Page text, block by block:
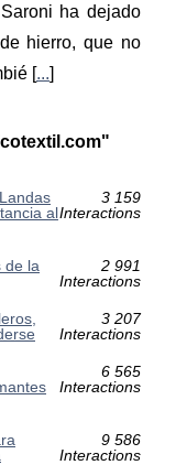
ha dejado
hierro, que no
[...]
al
3 159
Interactions
de la
2 991
Interactions
3 207
Interactions
6 565
Interactions
9 586
Interactions